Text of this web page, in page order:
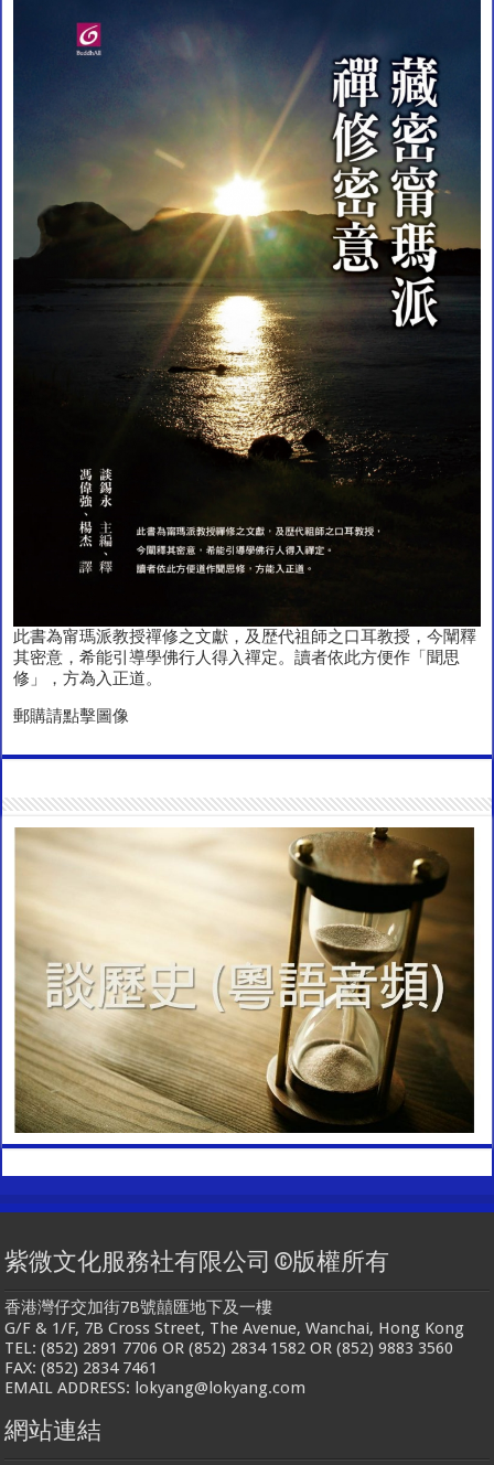
此書為甯瑪派教授禪修之文獻，及歴代祖師之口耳教授，今闡釋
其密意，希能引導學佛行人得入禪定。讀者依此方便作「聞思
修」，方為入正道。
郵購請點擊圖像
紫微文化服務社有限公司 ©版權所有
香港灣仔交加街7B號囍匯地下及一樓
G/F & 1/F, 7B Cross Street, The Avenue, Wanchai, Hong Kong
TEL: (852) 2891 7706 OR (852) 2834 1582 OR (852) 9883 3560
FAX: (852) 2834 7461
EMAIL ADDRESS: lokyang@lokyang.com
網站連結